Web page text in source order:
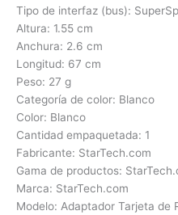
Tipo de interfaz (bus):
Altura: 1.55 cm
Anchura: 2.6 cm
Longitud: 67 cm
Peso: 27 g
Categoría de color: Blanco
Color: Blanco
Cantidad empaquetada: 1
Fabricante: StarTech.com
Gama de productos:
Marca: StarTech.com
Modelo: Adaptador Tarjeta de